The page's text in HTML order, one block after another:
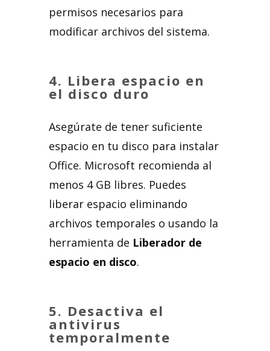
permisos necesarios para
modificar archivos del sistema.
4. Libera espacio en
el disco duro
Asegúrate de tener suficiente
espacio en tu disco para instalar
Office. Microsoft recomienda al
menos 4 GB libres. Puedes
liberar espacio eliminando
archivos temporales o usando la
herramienta de Liberador de
espacio en disco.
5. Desactiva el
antivirus
temporalmente